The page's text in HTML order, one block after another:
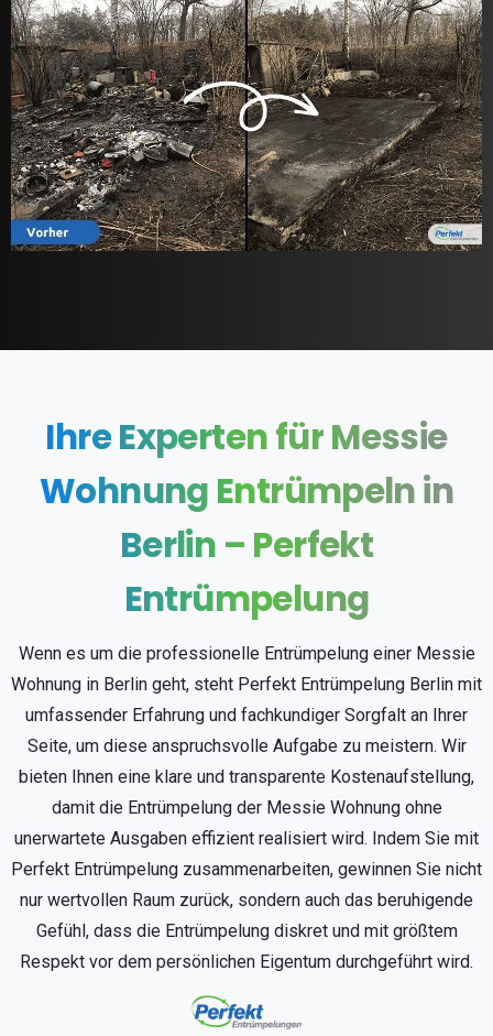
IhreExpertenfürMessie
Wohnung Entrümpelnin
Berlin – Perfekt
Entrümpelung
Wenn es um die professionelle Entrümpelung einer Messie
Wohnung in Berlin geht, steht Perfekt Entrümpelung Berlin mit
umfassender Erfahrung und fachkundiger Sorgfalt an Ihrer
Seite, um diese anspruchsvolle Aufgabe zu meistern. Wir
bieten Ihnen eine klare und transparente Kostenaufstellung,
damit die Entrümpelung der Messie Wohnung ohne
unerwartete Ausgaben effizient realisiert wird. Indem Sie mit
Perfekt Entrümpelung zusammenarbeiten, gewinnen Sie nicht
nur wertvollen Raum zurück, sondern auch das beruhigende
Gefühl, dass die Entrümpelung diskret und mit größtem
Respekt vor dem persönlichen Eigentum durchgeführt wird.